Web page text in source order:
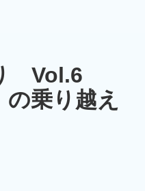
Vol.6
の乗り越え